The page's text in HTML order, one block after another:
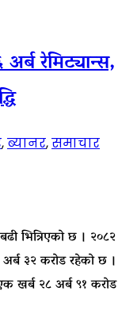
रेमिट्यान्स,
,ब्यानर,समाचार
भित्रिएको छ । २०८२
३२ करोड रहेको छ ।
खर्ब २८ अर्ब ९१ करोड